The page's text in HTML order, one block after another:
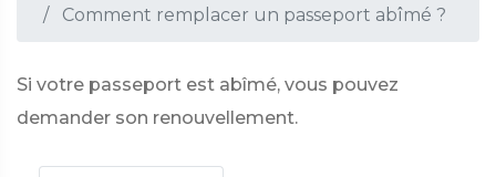
Comment remplacer un passeport abîmé ?
Si votre passeport est abîmé, vous pouvez
demander son renouvellement.